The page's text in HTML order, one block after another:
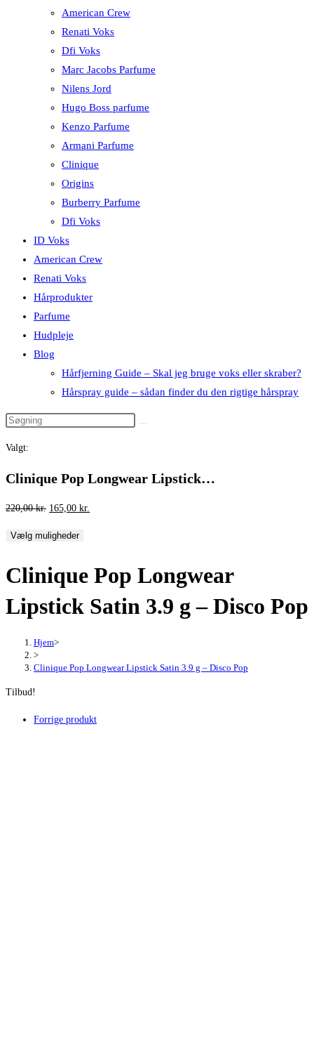
American Crew
Renati Voks
Dfi Voks
Marc Jacobs Parfume
Nilens Jord
Hugo Boss parfume
Kenzo Parfume
Armani Parfume
Clinique
Origins
Burberry Parfume
Dfi Voks
ID Voks
American Crew
Renati Voks
Hårprodukter
Parfume
Hudpleje
Blog
Hårfjerning Guide – Skal jeg bruge voks eller skraber?
Hårspray guide – sådan finder du den rigtige hårspray
Valgt:
Clinique Pop Longwear Lipstick…
220,00kr. Den
pris
220,00 kr..
165,00 kr.
165,00 kr..
Vælg muligheder
Clinique Pop Longwear
Lipstick Satin 3.9 g – Disco Pop
Hjem>
>
Clinique Pop Longwear Lipstick Satin 3.9 g – Disco Pop
Tilbud!
Forrige produkt